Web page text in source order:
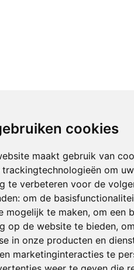
cookies
maakt gebruik van
trackingtechnologieën om
te verbeteren voor de
om de
mogelijk te maken, om een
op de website te bieden,
in onze producten en
marketinginteracties te